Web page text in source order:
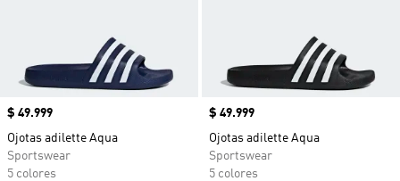
Precio
$ 49.999
Ojotas adilette Aqua
Sportswear
5 colores
Precio
$ 49.999
Ojotas adilette Aqua
Sportswear
5 colores